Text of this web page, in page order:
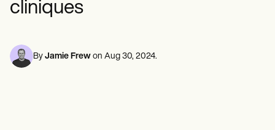
Professionnels de la santé mentale
Travailleurs sociaux
Psychologues
Infirmiers
Insurance claims
Speech therapists
Life coaches
cliniques
By Jamie Frew on Aug 30, 2024.